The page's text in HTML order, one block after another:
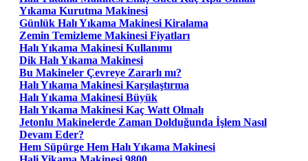
Yıkama Kurutma Makinesi
Günlük Halı Yıkama Makinesi Kiralama
Zemin Temizleme Makinesi Fiyatları
Halı Yıkama Makinesi Kullanımı
Dik Halı Yıkama Makinesi
Bu Makineler Çevreye Zararlı mı?
Halı Yıkama Makinesi Karşılaştırma
Halı Yıkama Makinesi Büyük
Halı Yıkama Makinesi Kaç Watt Olmalı
Jetonlu Makinelerde Zaman Dolduğunda İşlem Nasıl
Devam Eder?
Hem Süpürge Hem Halı Yıkama Makinesi